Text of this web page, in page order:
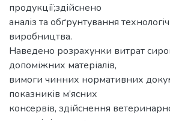
продукції;здійснено
аналіз та обґрунтування
виробництва.
Наведено розрахунки витрат
допоміжних матеріалів,
вимоги чинних нормативних
показників м’ясних
консервів, здійснення